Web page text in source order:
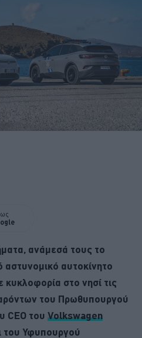
ως
ανάμεσά τους το
αστυνομικό αυτοκίνητο
στο νησί τις
του Πρωθυπουργού
CEO του Volkswagen
του Υφυπουργού